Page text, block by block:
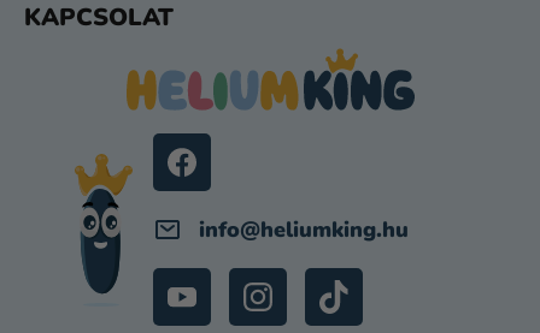
I
KAPCSOLAT
info@heliumking.hu